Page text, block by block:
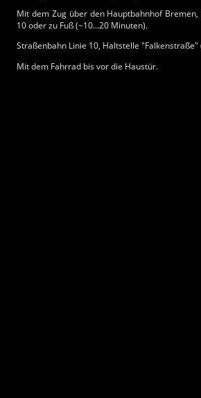
Mit dem Zug über den Hauptbahnhof
10 oder zu Fuß (~10...20 Minuten).
Straßenbahn Linie 10, Haltstelle
Mit dem Fahrrad bis vor die Haustür.